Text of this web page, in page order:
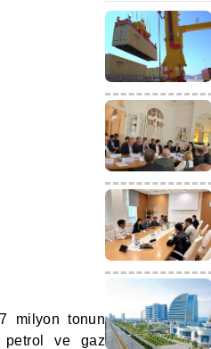
milyon tonun
petrol ve gaz